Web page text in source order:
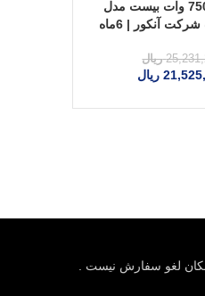
مینی فرز 750 وات بیست مدل
A3 | ساخت شرکت آنکور | 6ماه
ریال
ریال
لغو سفارش نیست .